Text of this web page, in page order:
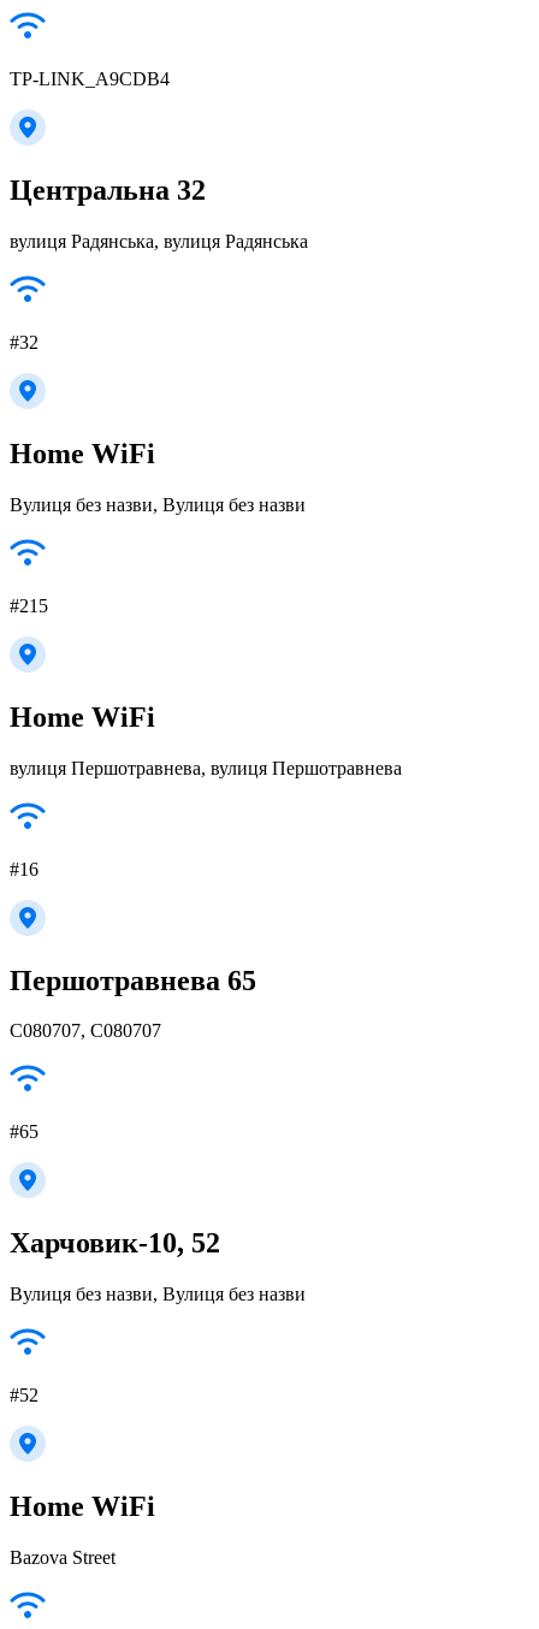
TP-LINK_A9CDB4
Центральна 32
вулиця Радянська, вулиця Радянська
#32
Home WiFi
Вулиця без назви, Вулиця без назви
#215
Home WiFi
вулиця Першотравнева, вулиця Першотравнева
#16
Першотравнева 65
С080707, С080707
#65
Харчовик-10, 52
Вулиця без назви, Вулиця без назви
#52
Home WiFi
Bazova Street